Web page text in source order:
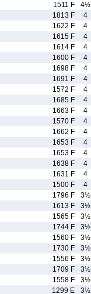
1511 F
4½
1813 F
4
1622 F
4
1615 F
4
1614 F
4
1600 F
4
1698 F
4
1691 F
4
1572 F
4
1685 F
4
1663 F
4
1570 F
4
1662 F
4
1653 F
4
1653 F
4
1638 F
4
1631 F
4
1500 F
4
1796 F
3½
1613 F
3½
1565 F
3½
1744 F
3½
1560 F
3½
1730 F
3½
1556 F
3½
1709 F
3½
1558 F
3½
1299 E
3½